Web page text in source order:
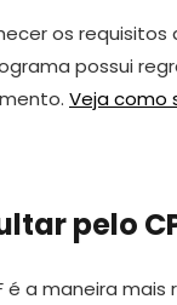
os
possui
Veja como
pelo
é a maneira mais